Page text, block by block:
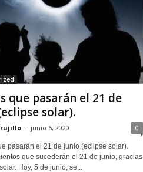
que pasarán el 21 de
solar).
- junio 6, 2020 0
pasarán el 21 de junio (eclipse solar).
que sucederán el 21 de junio, gracias
Hoy, 5 de junio, se...